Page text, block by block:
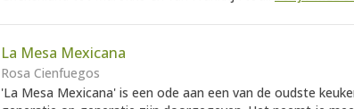
La Mesa Mexicana
Rosa Cienfuegos
'La Mesa Mexicana' is een ode aan een van de oudste